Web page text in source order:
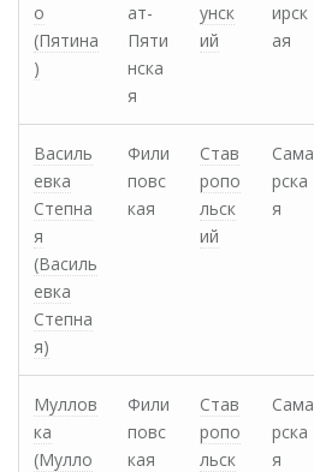
о
(Пятина
)
ат-
Пяти
нска
я
унск
ий
ирск
ая
Василь
евка
Степна
я
(Василь
евка
Степна
я)
Фили
повс
кая
Став
ропо
льск
ий
Сама
рска
я
Муллов
ка
(Мулло
Фили
повс
кая
Став
ропо
льск
Сама
рска
я